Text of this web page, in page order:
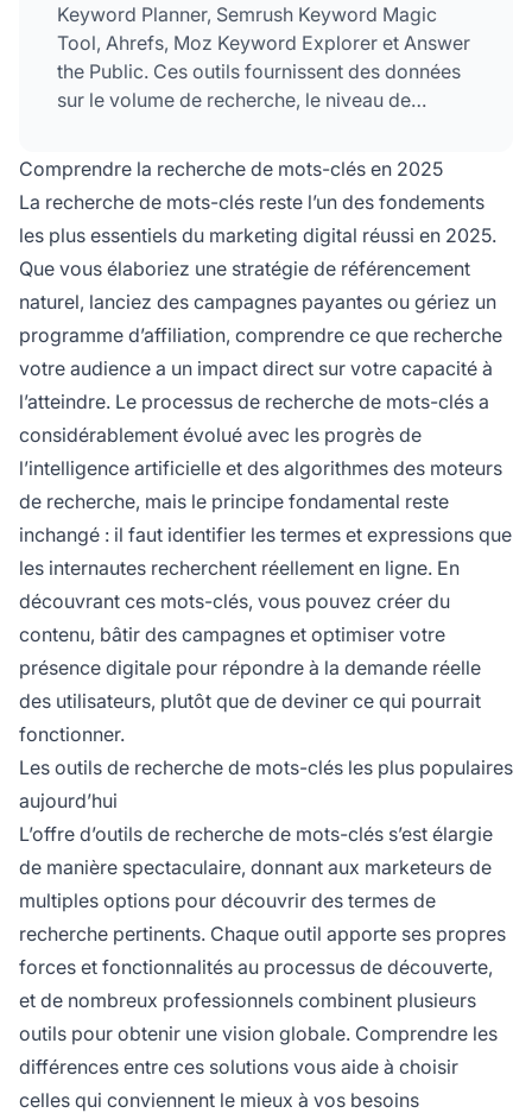
Keyword Planner, Semrush Keyword Magic
Tool, Ahrefs, Moz Keyword Explorer et Answer
the Public. Ces outils fournissent des données
sur le volume de recherche, le niveau de
pour vous aider à identifier les termes les plus
pertinents pour vos stratégies SEO et PPC.
Comprendre la recherche de mots-clés en 2025
La recherche de mots-clés reste l’un des fondements
les plus essentiels du marketing digital réussi en 2025.
Que vous élaboriez une stratégie de référencement
naturel, lanciez des campagnes payantes ou gériez un
programme d’affiliation, comprendre ce que recherche
votre audience a un impact direct sur votre capacité à
l’atteindre. Le processus de recherche de mots-clés a
considérablement évolué avec les progrès de
l’intelligence artificielle et des algorithmes des moteurs
de recherche, mais le principe fondamental reste
inchangé : il faut identifier les termes et expressions que
les internautes recherchent réellement en ligne. En
découvrant ces mots-clés, vous pouvez créer du
contenu, bâtir des campagnes et optimiser votre
présence digitale pour répondre à la demande réelle
des utilisateurs, plutôt que de deviner ce qui pourrait
fonctionner.
Les outils de recherche de mots-clés les plus populaires
aujourd’hui
L’offre d’outils de recherche de mots-clés s’est élargie
de manière spectaculaire, donnant aux marketeurs de
multiples options pour découvrir des termes de
recherche pertinents. Chaque outil apporte ses propres
forces et fonctionnalités au processus de découverte,
et de nombreux professionnels combinent plusieurs
outils pour obtenir une vision globale. Comprendre les
différences entre ces solutions vous aide à choisir
celles qui conviennent le mieux à vos besoins